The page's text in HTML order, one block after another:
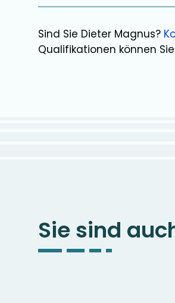
Sind Sie Dieter Magnus?
Qualifikationen können
Sie sind